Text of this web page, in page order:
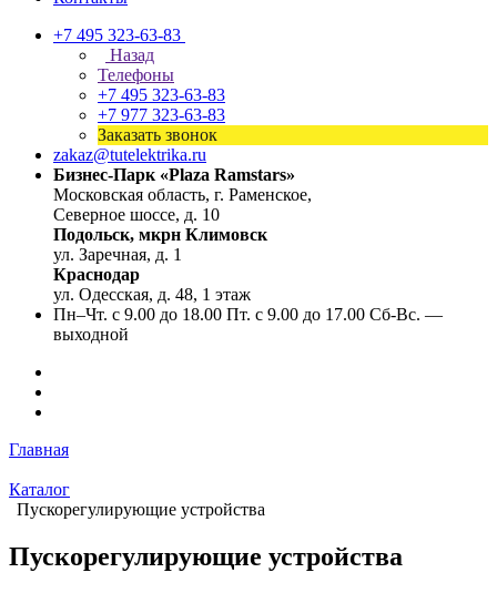
+7 495 323-63-83
Назад
Телефоны
+7 495 323-63-83
+7 977 323-63-83
Заказать звонок
zakaz@tutelektrika.ru
Бизнес-Парк «Plaza Ramstars»
Московская область, г. Раменское,
Северное шоссе, д. 10
Подольск, мкрн Климовск
ул. Заречная, д. 1
Краснодар
ул. Одесская, д. 48, 1 этаж
Пн–Чт. с 9.00 до 18.00 Пт. с 9.00 до 17.00 Сб-Вс. —
выходной
Главная
Каталог
Пускорегулирующие устройства
Пускорегулирующие устройства